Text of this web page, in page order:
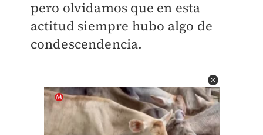
pero olvidamos que en esta
actitud siempre hubo algo de
condescendencia.